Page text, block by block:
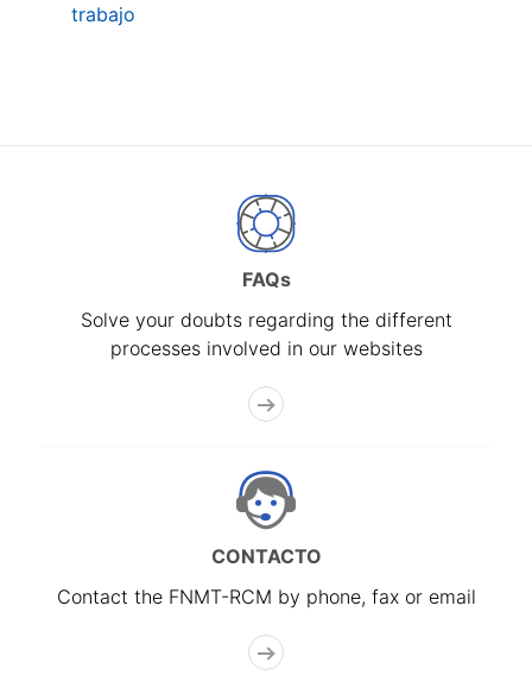
trabajo
FAQs
Solve your doubts regarding the different
processes involved in our websites
CONTACTO
Contact the FNMT-RCM by phone, fax or email